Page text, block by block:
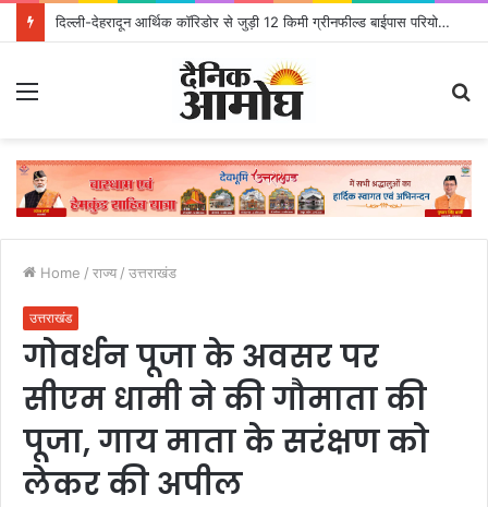
दिल्ली-देहरादून आर्थिक कॉरिडोर से जुड़ी 12 किमी ग्रीनफील्ड बाईपास परियोजना का डीएम ने किया निरीक्षण; समयबद्ध एवं गुणवत्तापूर्ण निर्माण सुनिश्चित करने के निर्देश, सुरक्षा मानकों से कोई समझौता नहींः डीएम
Home / राज्य / उत्तराखंड
उत्तराखंड
गोवर्धन पूजा के अवसर पर
सीएम धामी ने की गौमाता की
पूजा, गाय माता के सरंक्षण को
लेकर की अपील